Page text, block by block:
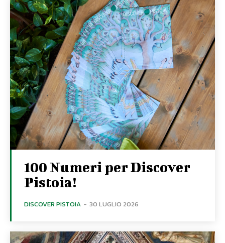
100 Numeri per Discover
Pistoia!
DISCOVER PISTOIA - 30 LUGLIO 2026